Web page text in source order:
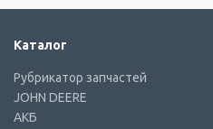
Каталог
Рубрикатор запчастей
JOHN DEERE
АКБ